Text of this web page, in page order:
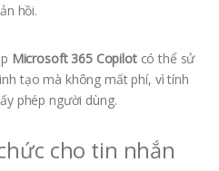
hồi.
Microsoft 365 Copilotcó thể sử
tạo mà không mất phí, vì tính
phép người dùng.
cho tin nhắn